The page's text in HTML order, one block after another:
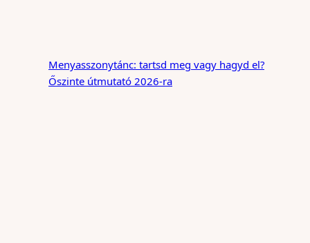
Menyasszonytánc: tartsd meg vagy hagyd el?
Őszinte útmutató 2026-ra